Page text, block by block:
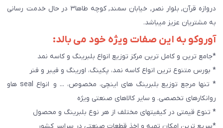
دروازه قرآن, بلوار نصر, خیابان سمند, کوچه طاها۳ در حال خدمت رسانی
به مشتریان عزیز میباشد.
آوروکو به این صفات ویژه خود می بالد:
*جامع ترین و کامل ترین مرکز توزیع انواع بلبرینگ و کاسه نمد
* بورس متنوع ترین انواع کاسه نمد، پکینگ، اورینگ و فیبر و فنر
* تنها مرجع توزیع بلبرینگ های اینچی، مخصوص، ... و انواع seal هاو
روانکارهای تخصصی. و سایر کالاهای صنعتی ويژه
* تنوع قیمتی در کیفیتهای مختلف از هر نوع بلبرینگ و محصول
*سریع ترین امکان تهیه و اخذ قطعات صنعتی در سراسر کشور